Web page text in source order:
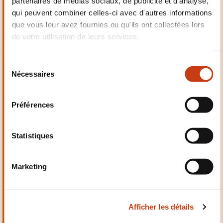
qui peuvent combiner celles-ci avec d'autres informations
que vous leur avez fournies ou qu'ils ont collectées lors
de votre utilisation de leurs services.
Nécessaires
Préférences
Statistiques
Marketing
Afficher les détails
Electrotechnique,
Automatismes